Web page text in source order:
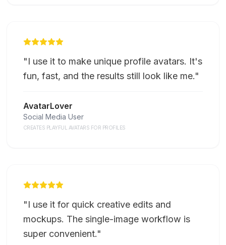
"I use it to make unique profile avatars. It's
fun, fast, and the results still look like me."
AvatarLover
Social Media User
CREATES PLAYFUL AVATARS FOR PROFILES
"I use it for quick creative edits and
mockups. The single-image workflow is
super convenient."